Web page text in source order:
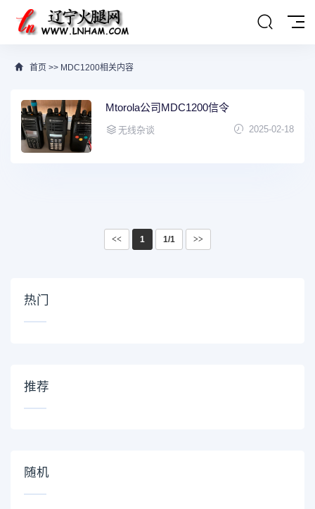
首页 >> MDC1200相关内容
Mtorola公司MDC1200信令
无线杂谈 2025-02-18
<< 1 1/1 >>
热门
推荐
随机